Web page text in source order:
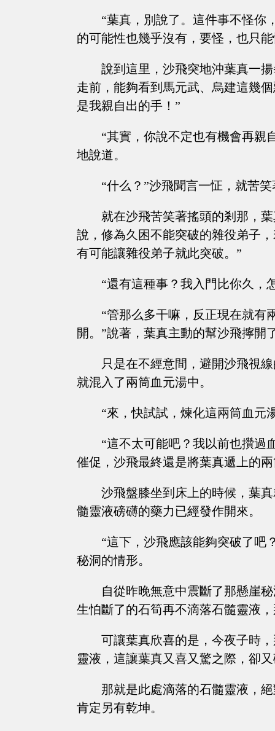
“葉真，別說了。這件事不怪你
的可能性也幾乎沒有，要怪，也只
說到這里，沙飛突地沖葉真一
走前，能夠看到馬元武、烏建這幾
是我親自出的手！”
“其實，你說不定也有機會再親
地說道。
“什么？”沙飛聞言一怔，就苦
就在沙飛苦笑著搖頭的剎那，
說，修為久困不能突破的雜役弟子
有可能讓雜役弟子就此突破。”
“還有這種事？我入門比你久，
“管那么多干嘛，反正現在就有
開。”說著，葉真主動的幫沙飛擰開
只是在不經意間，避開沙飛視
就混入了兩筒血元湯中。
“來，快試試，煉化這兩筒血元
“這不太可能吧？我以前也攢過
催促，沙飛最終還是將葉真遞上的
沙飛盤膝坐到床上的時候，葉
髓靈液磅礴的藥力已經發作開來。
“這下，沙飛應該能夠突破了吧
秘洞的情形。
自從昨晚無意中震斷了那懸崖
生怕斷了的石筍再不滴落石髓靈液
可讓葉真欣喜的是，今夜子時
靈液，這讓葉真又喜又驚之際，卻
那就是此處滴落的石髓靈液，
肯定另有乾坤。